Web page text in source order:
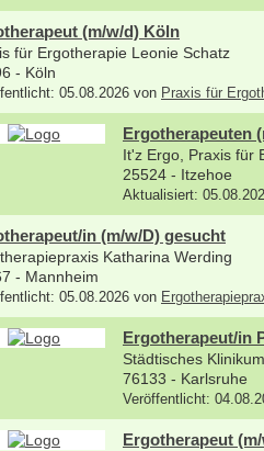
(m/w/d) Köln
für Ergotherapie Leonie Schatz
- Köln
05.08.2026 von Praxis für
Ergotherapeuten
It'z Ergo, Praxis für
25524 - Itzehoe
Aktualisiert:
in (m/w/D) gesucht
Katharina Werding
- Mannheim
05.08.2026 von
Ergotherapeut/in
Städtisches
76133 - Karlsruhe
Veröffentlicht:
Ergotherapeut